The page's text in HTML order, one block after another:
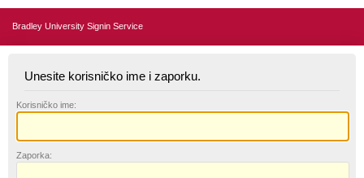
Bradley University Signin Service
Unesite korisničko ime i zaporku.
Korisničko ime:
Zaporka: